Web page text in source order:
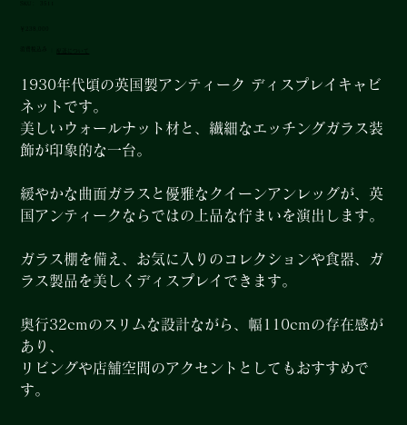
1930年代頃の英国製アンティーク ディスプレイキャビ
ネットです。
美しいウォールナット材と、繊細なエッチングガラス装
飾が印象的な一台。
緩やかな曲面ガラスと優雅なクイーンアンレッグが、英
国アンティークならではの上品な佇まいを演出します。
ガラス棚を備え、お気に入りのコレクションや食器、ガ
ラス製品を美しくディスプレイできます。
奥行32cmのスリムな設計ながら、幅110cmの存在感が
あり、
リビングや店舗空間のアクセントとしてもおすすめで
す。